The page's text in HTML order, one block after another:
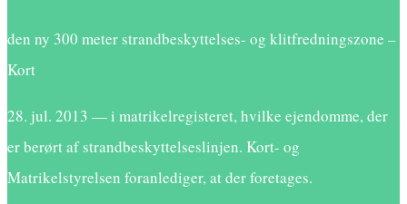
den ny 300 meter strandbeskyttelses- og klitfredningszone –
Kort
28. jul. 2013 — i matrikelregisteret, hvilke ejendomme, der
er berørt af strandbeskyttelseslinjen. Kort- og
Matrikelstyrelsen foranlediger, at der foretages.